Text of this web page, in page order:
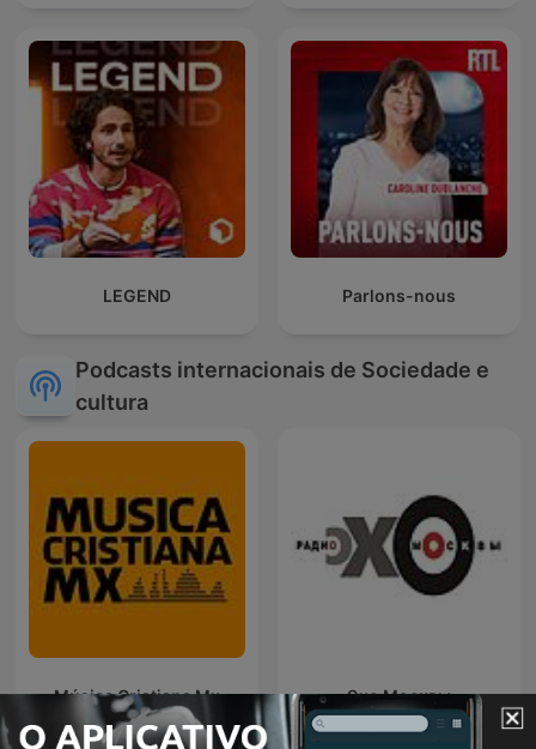
LEGEND Parlons-nous
Podcasts internacionais de Sociedade e
cultura
Música Cristiana Mx Эхо Москвы